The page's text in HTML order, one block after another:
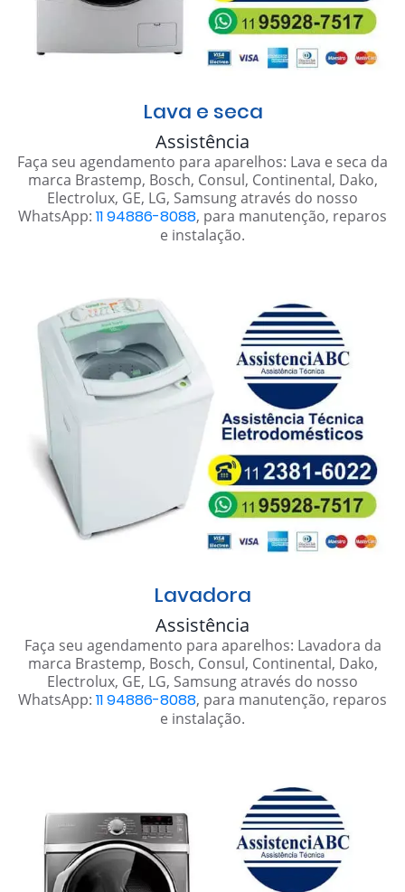
Lava e seca
Assistência
Faça seu agendamento para aparelhos: Lava e seca da
marca Brastemp, Bosch, Consul, Continental, Dako,
Electrolux, GE, LG, Samsung através do nosso
WhatsApp: 11 94886-8088, para manutenção, reparos
e instalação.
Lavadora
Assistência
Faça seu agendamento para aparelhos: Lavadora da
marca Brastemp, Bosch, Consul, Continental, Dako,
Electrolux, GE, LG, Samsung através do nosso
WhatsApp: 11 94886-8088, para manutenção, reparos
e instalação.